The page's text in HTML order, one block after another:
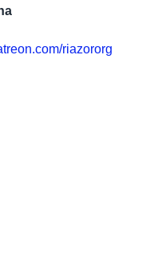
riazororg